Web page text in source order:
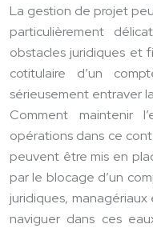
La gestion de projet
particulièrement
obstacles juridiques et
cotitulaire d’un
sérieusement entraver
Comment maintenir
opérations dans ce
peuvent être mis en
par le blocage d’un
juridiques,
naviguer dans ces